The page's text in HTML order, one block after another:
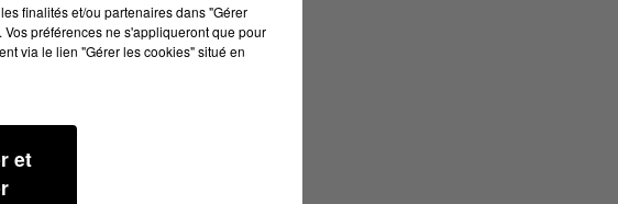
finalités et/ou partenaires dans "Gérer
préférences ne s'appliqueront que pour
via le lien "Gérer les cookies" situé en
et